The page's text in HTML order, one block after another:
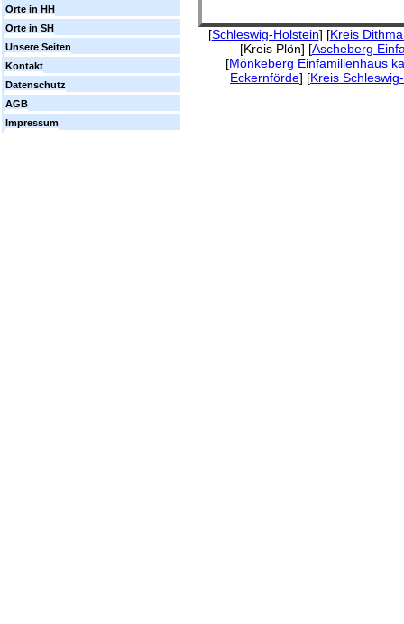
[Schleswig-Holstein] [Kreis
[Kreis Plön] [Ascheberg
[Mönkeberg Einfamilienhaus
Eckernförde] [Kreis
Orte in HH
Orte in SH
Unsere Seiten
Kontakt
Datenschutz
AGB
Impressum